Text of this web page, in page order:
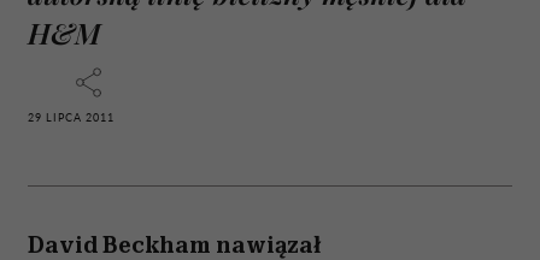
H&M
29 LIPCA 2011
David Beckham nawiązał